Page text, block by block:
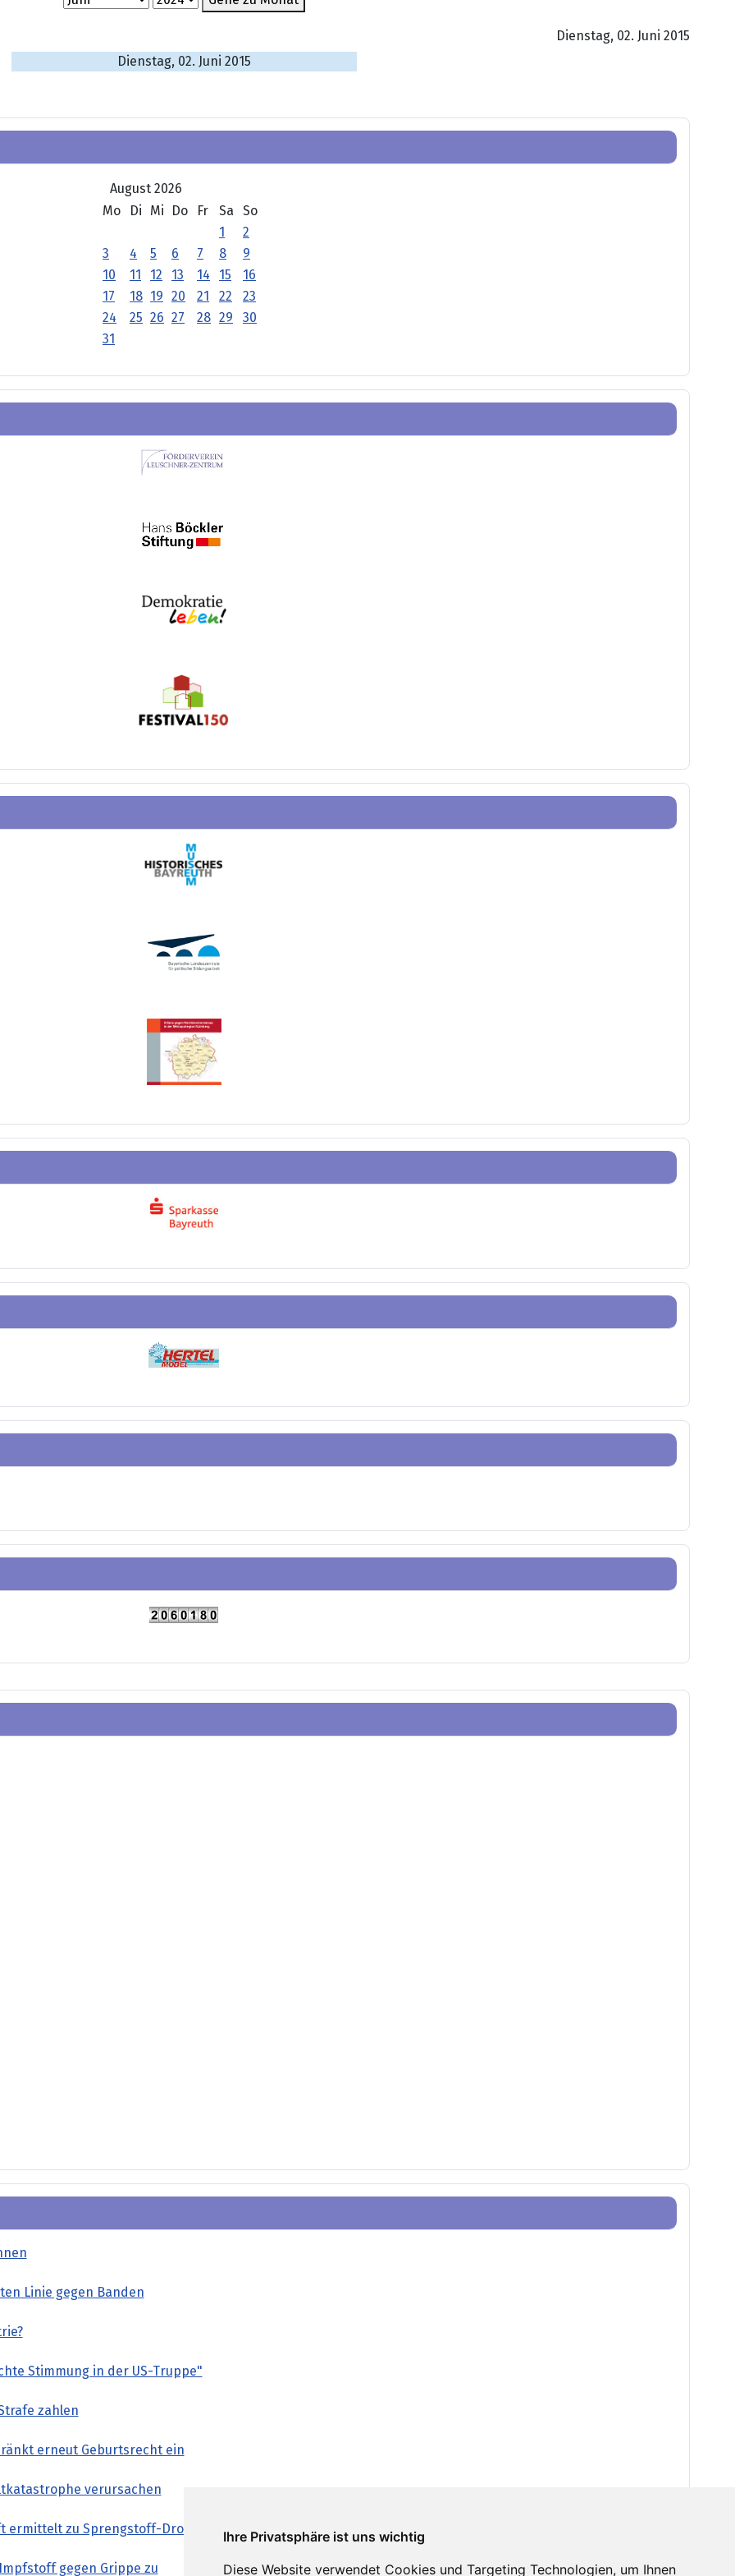
Ihre Privatsphäre ist uns wichtig
Diese Website verwendet Cookies und Targeting Technologien, um Ihnen
Linie gegen Banden
Stimmung in der US-Truppe"
zahlen
erneut Geburtsrecht ein
verursachen
ermittelt zu Sprengstoff-Drohne
gegen Grippe zu
Dienstag, 02. Juni 2015
Dienstag, 02. Juni 2015
August 2026
Mo
Di Mi Do Fr Sa
So
1
2
3
4 5 6 7 8
9
10
11 12 13 14 15
16
17
18 19 20 21 22
23
24
25 26 27 28 29
30
31